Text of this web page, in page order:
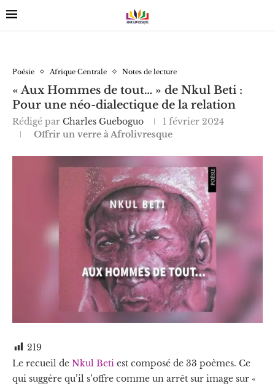
Poésie Afrique Centrale Notes de lecture
« Aux Hommes de tout… » de Nkul Beti :
Pour une néo-dialectique de la relation
Rédigé par Charles Gueboguo
1 février 2024
Offrir un verre à Afrolivresque
219
Le recueil de Nkul Beti est composé de 33 poèmes. Ce
qui suggère qu’il s’offre comme un arrêt sur image sur «